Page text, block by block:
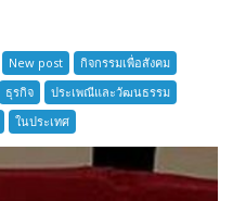
า
นาน
อง
ราณ
ทรปราการ
New post
กิจกรรมเพื่อสังคม
ธุรกิจ
ประเพณีและวัฒนธรรม
ในประเทศ